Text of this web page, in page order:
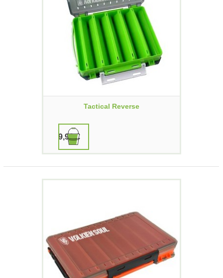
Tactical Reverse
9,90 €